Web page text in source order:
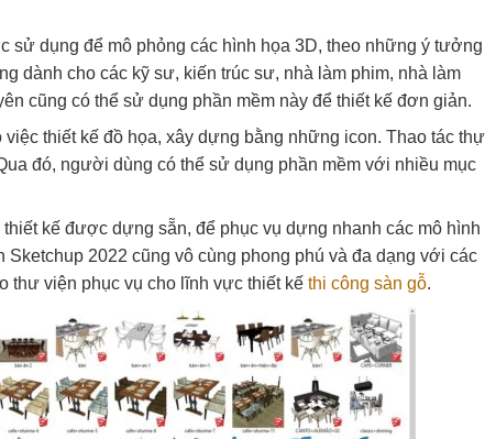
sử dụng để mô phỏng các hình họa 3D, theo những ý tưởng
dành cho các kỹ sư, kiến trúc sư, nhà làm phim, nhà làm
cũng có thể sử dụng phần mềm này để thiết kế đơn giản.
thiết kế đồ họa, xây dựng bằng những icon. Thao tác
đó, người dùng có thể sử dụng phần mềm với nhiều mục
kế được dựng sẵn, để phục vụ dựng nhanh các mô hình
2022 cũng vô cùng phong phú và đa dạng với các
thư viện phục vụ cho lĩnh vực thiết kế thi công sàn gỗ.